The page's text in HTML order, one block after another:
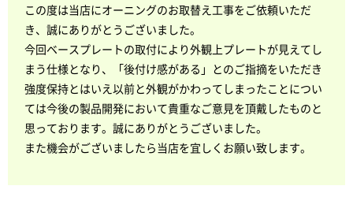
この度は当店にオーニングのお取替え工事をご依頼いただ
き、誠にありがとうございました。
今回ベースプレートの取付により外観上プレートが見えてし
まう仕様となり、「後付け感がある」とのご指摘をいただき
強度保持とはいえ以前と外観がかわってしまったことについ
ては今後の製品開発において貴重なご意見を頂戴したものと
思っております。誠にありがとうございました。
また機会がございましたら当店を宜しくお願い致します。